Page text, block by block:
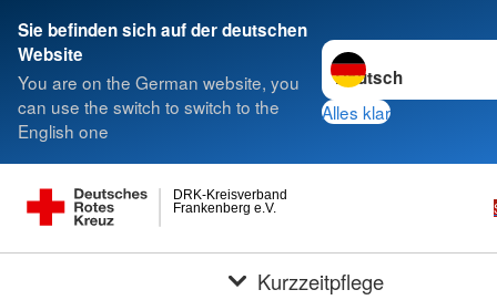
Sie befinden sich auf der deutschen
Website
You are on the German website, you
can use the switch to switch to the
English one
Sprache wechseln zu
Alles klar
Frankenberg e.V.
DRK-Kreisverband
Kurzzeitpflege